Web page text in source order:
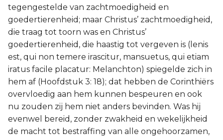
tegengestelde van zachtmoedigheid en
goedertierenheid; maar Christus’ zachtmoedigheid,
die traag tot toorn was en Christus’
goedertierenheid, die haastig tot vergeven is (lenis
est, qui non temere irascitur, mansuetus, qui etiam
iratus facile placatur: Melanchton) spiegelde zich in
hem af (Hoofdstuk 3: 18); dat hebben de Corinthiërs
overvloedig aan hem kunnen bespeuren en ook
nu zouden zij hem niet anders bevinden. Was hij
evenwel bereid, zonder zwakheid en wekelijkheid
de macht tot bestraffing van alle ongehoorzamen,